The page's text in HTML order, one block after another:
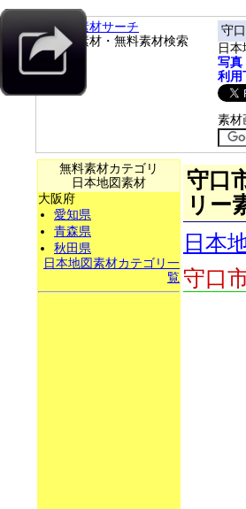
フリー素材サーチ
フリー素材・無料素材検索
守
日
写真
利用
素材
無料素材カテゴリ
日本地図素材
大阪府
愛知県
青森県
秋田県
日本地図素材カテゴリ一
覧
守口
リー
日本
守口